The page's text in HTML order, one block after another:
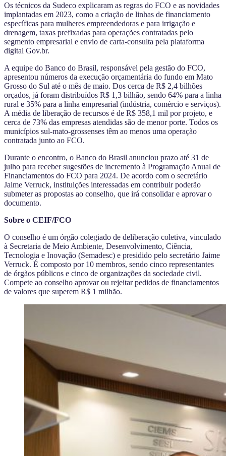
Os técnicos da Sudeco explicaram as regras do FCO e as novidades
implantadas em 2023, como a criação de linhas de financiamento
específicas para mulheres empreendedoras e para irrigação e
drenagem, taxas prefixadas para operações contratadas pelo
segmento empresarial e envio de carta-consulta pela plataforma
digital Gov.br.
A equipe do Banco do Brasil, responsável pela gestão do FCO,
apresentou números da execução orçamentária do fundo em Mato
Grosso do Sul até o mês de maio. Dos cerca de R$ 2,4 bilhões
orçados, já foram distribuídos R$ 1,3 bilhão, sendo 64% para a linha
rural e 35% para a linha empresarial (indústria, comércio e serviços).
A média de liberação de recursos é de R$ 358,1 mil por projeto, e
cerca de 73% das empresas atendidas são de menor porte. Todos os
municípios sul-mato-grossenses têm ao menos uma operação
contratada junto ao FCO.
Durante o encontro, o Banco do Brasil anunciou prazo até 31 de
julho para receber sugestões de incremento à Programação Anual de
Financiamentos do FCO para 2024. De acordo com o secretário
Jaime Verruck, instituições interessadas em contribuir poderão
submeter as propostas ao conselho, que irá consolidar e aprovar o
documento.
Sobre o CEIF/FCO
O conselho é um órgão colegiado de deliberação coletiva, vinculado
à Secretaria de Meio Ambiente, Desenvolvimento, Ciência,
Tecnologia e Inovação (Semadesc) e presidido pelo secretário Jaime
Verruck. É composto por 10 membros, sendo cinco representantes
de órgãos públicos e cinco de organizações da sociedade civil.
Compete ao conselho aprovar ou rejeitar pedidos de financiamentos
de valores que superem R$ 1 milhão.